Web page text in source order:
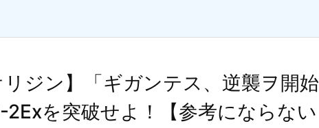
リジン】「ギガンテス、逆襲ヲ開始
を突破せよ！【参考にならない